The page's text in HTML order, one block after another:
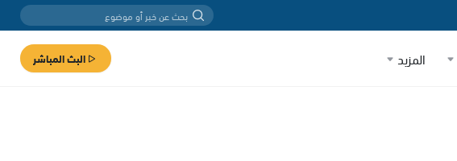
المزيد البث المباشر